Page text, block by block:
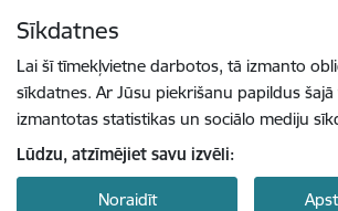
Sīkdatnes
Lai šī tīmekļvietne darbotos, tā izmanto
sīkdatnes. Ar Jūsu piekrišanu papildus
izmantotas statistikas un sociālo mediju
Lūdzu, atzīmējiet savu izvēli:
Noraidīt